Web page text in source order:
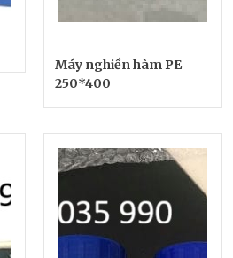
Máy nghiền hàm PE
250*400